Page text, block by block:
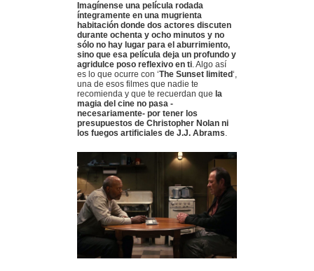
Imagínense una película rodada
íntegramente en una mugrienta
habitación donde dos actores discuten
durante ochenta y ocho minutos y no
sólo no hay lugar para el aburrimiento,
sino que esa película deja un profundo y
agridulce poso reflexivo en ti. Algo así
es lo que ocurre con ‘The Sunset limited‘,
una de esos filmes que nadie te
recomienda y que te recuerdan que la
magia del cine no pasa -
necesariamente- por tener los
presupuestos de Christopher Nolan ni
los fuegos artificiales de J.J. Abrams.